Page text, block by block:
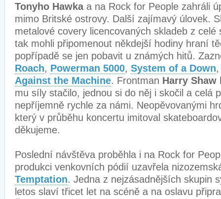
Tonyho Hawka a na Rock for People zahráli
mimo Britské ostrovy. Další zajímavý úlovek.
metalové covery licencovaných skladeb z celé
tak mohli připomenout někdejší hodiny hraní
popřípadě se jen pobavit u známých hitů.
Roach, Powerman 5000, System of a Down
Against the Machine. Frontman Harry Shaw
mu síly stačilo, jednou si do něj i skočil a celá
nepříjemně rychle za námi. Neopěvovanými
který v průběhu koncertu imitoval
děkujeme.
Poslední návštěva proběhla i na Rock for
produkci venkovních pódií uzavřela
Temptation. Jedna z nejzásadnějších skupin
letos slaví třicet let na scéně a na oslavu